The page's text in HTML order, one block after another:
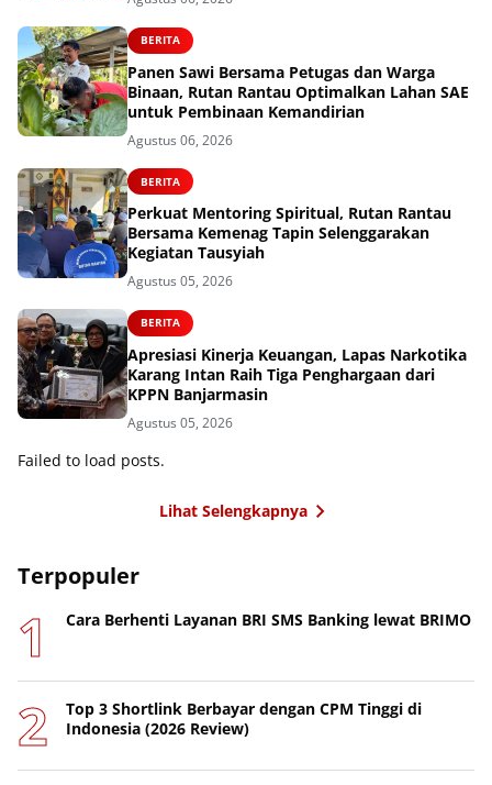
BERITA
Panen Sawi Bersama Petugas dan Warga
Binaan, Rutan Rantau Optimalkan Lahan SAE
untuk Pembinaan Kemandirian
Agustus 06, 2026
BERITA
Perkuat Mentoring Spiritual, Rutan Rantau
Bersama Kemenag Tapin Selenggarakan
Kegiatan Tausyiah
Agustus 05, 2026
BERITA
Apresiasi Kinerja Keuangan, Lapas Narkotika
Karang Intan Raih Tiga Penghargaan dari
KPPN Banjarmasin
Agustus 05, 2026
Failed to load posts.
Lihat Selengkapnya
Terpopuler
Cara Berhenti Layanan BRI SMS Banking lewat BRIMO
Top 3 Shortlink Berbayar dengan CPM Tinggi di
Indonesia (2026 Review)